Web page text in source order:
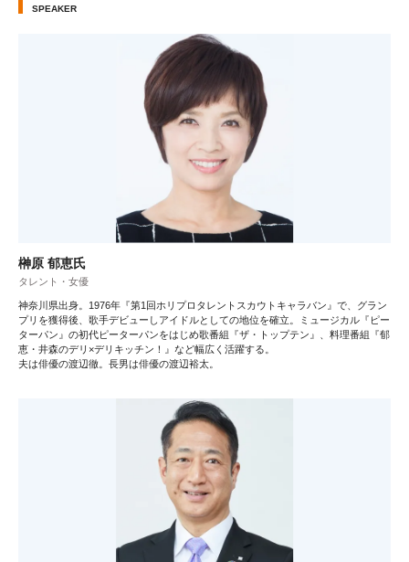
SPEAKER
榊󠄀原 郁恵氏
タレント・女優
神奈川県出身。1976年『第1回ホリプロタレントスカウトキャラバン』で、グラン
プリを獲得後、歌手デビューしアイドルとしての地位を確立。ミュージカル『ピー
ターパン』の初代ピーターパンをはじめ歌番組『ザ・トップテン』、料理番組『郁
恵・井森のデリ×デリキッチン！』など幅広く活躍する。
夫は俳優の渡辺徹。長男は俳優の渡辺裕太。